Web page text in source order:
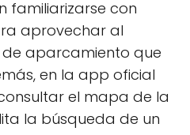
familiarizarse con
aprovechar al
aparcamiento que
en la app oficial
el mapa de la
la búsqueda de un